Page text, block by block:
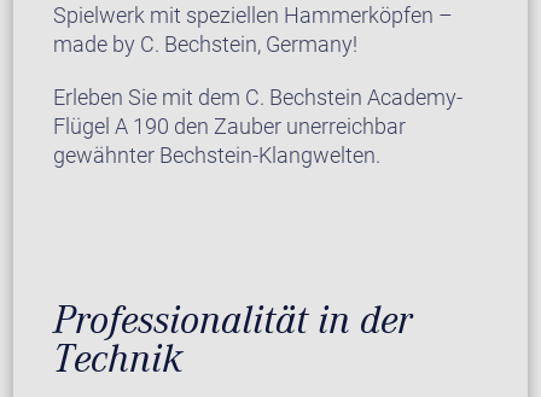
Spielwerk mit speziellen Hammerköpfen –
made by C. Bechstein, Germany!
Erleben Sie mit dem C. Bechstein Academy-
Flügel A 190 den Zauber unerreichbar
gewähnter Bechstein-Klangwelten.
Professionalität in der
Technik